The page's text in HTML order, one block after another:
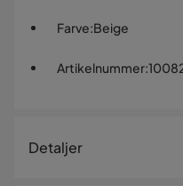
Farve:Beige
Artikelnummer:
Detaljer